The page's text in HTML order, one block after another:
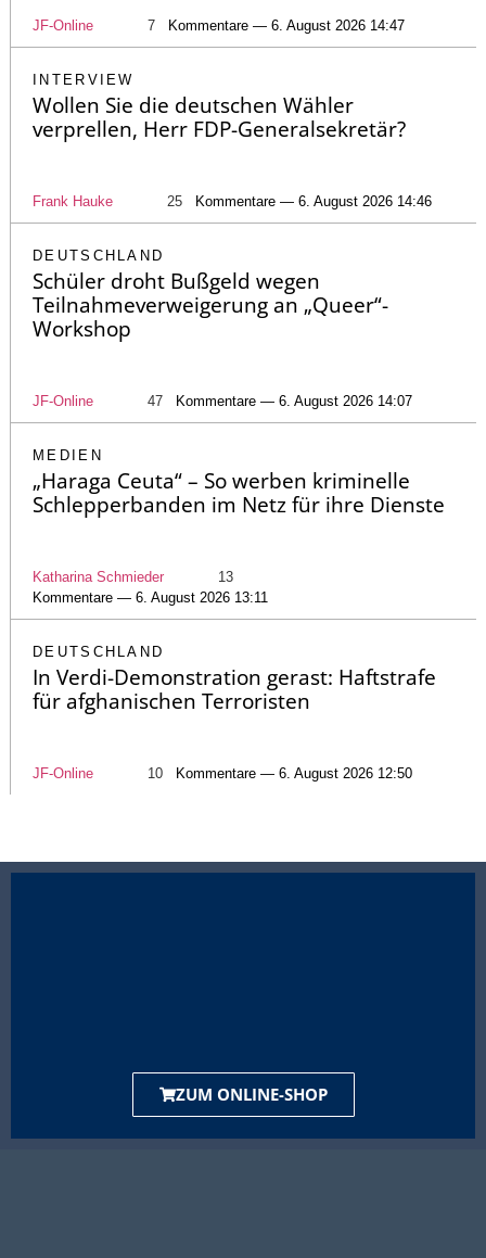
JF-Online 7 Kommentare — 6. August 2026 14:47
INTERVIEW
Wollen Sie die deutschen Wähler
verprellen, Herr FDP-Generalsekretär?
Frank Hauke 25 Kommentare — 6. August 2026 14:46
DEUTSCHLAND
Schüler droht Bußgeld wegen
Teilnahmeverweigerung an „Queer“-
Workshop
JF-Online 47 Kommentare — 6. August 2026 14:07
MEDIEN
„Haraga Ceuta“ – So werben kriminelle
Schlepperbanden im Netz für ihre Dienste
Katharina Schmieder
13
Kommentare — 6. August 2026 13:11
DEUTSCHLAND
In Verdi-Demonstration gerast: Haftstrafe
für afghanischen Terroristen
JF-Online 10 Kommentare — 6. August 2026 12:50
ZUM ONLINE-SHOP